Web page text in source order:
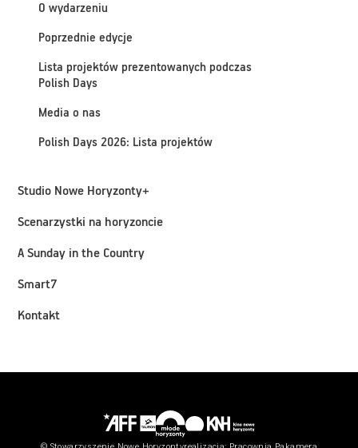
O wydarzeniu
Poprzednie edycje
Lista projektów prezentowanych podczas
Polish Days
Media o nas
Polish Days 2026: Lista projektów
Studio Nowe Horyzonty+
Scenarzystki na horyzoncie
A Sunday in the Country
Smart7
Kontakt